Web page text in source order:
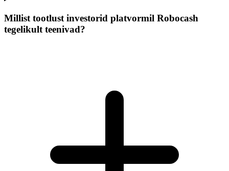
Millist tootlust investorid platvormil Robocash
tegelikult teenivad?